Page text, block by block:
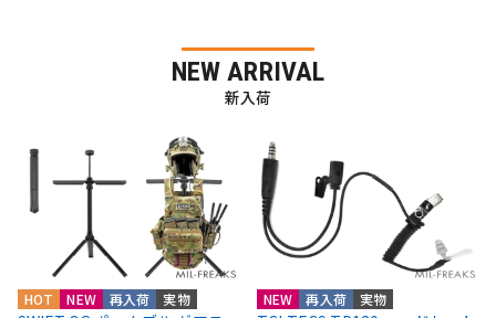
NEW ARRIVAL
新入荷
HOT NEW 再入荷 実物 NEW 再入荷 実物